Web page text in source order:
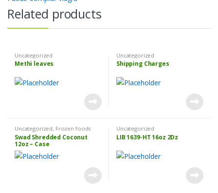
Related products
Uncategorized
Methi leaves
Uncategorized
Shipping Charges
Uncategorized, Frozen foods
Swad Shredded Coconut
12oz – Case
Uncategorized
LIB 1639-HT 16oz 2Dz